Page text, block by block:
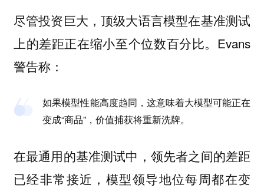
尽管投资巨大，顶级大语言模型在基准测试
上的差距正在缩小至个位数百分比。Evans
警告称：
如果模型性能高度趋同，这意味着大模型可能正在
变成“商品”，价值捕获将重新洗牌。
在最通用的基准测试中，领先者之间的差距
已经非常接近，模型领导地位每周都在变